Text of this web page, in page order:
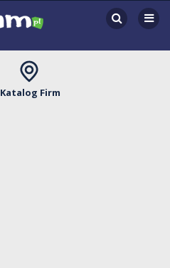
Katalog Firm